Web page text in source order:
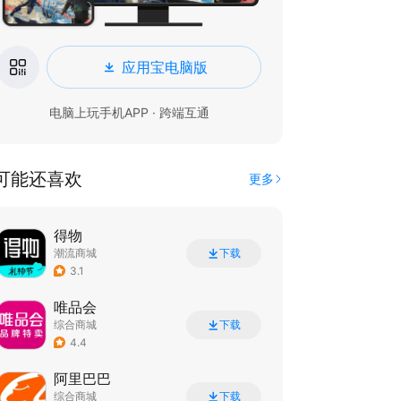
应用宝电脑版
电脑上玩手机APP · 跨端互通
能还喜欢 更多
得物
潮流商城
3.1
下载
唯品会
综合商城
4.4
下载
阿里巴巴
综合商城 下载